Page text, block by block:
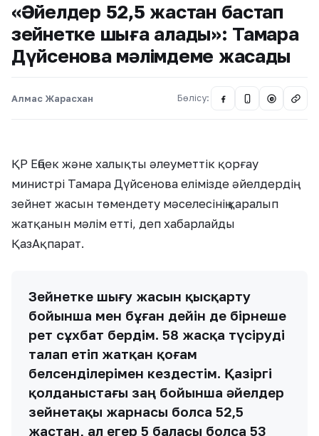
«Әйелдер 52,5 жастан бастап
зейнетке шыға алады»: Тамара
Дүйсенова мәлімдеме жасады
Алмас Жарасхан Бөлісу: @
ҚР Еңбек және халықты әлеуметтік қорғау
министрі Тамара Дүйсенова елімізде әйелдердің
зейнет жасын төмендету мәселесінің қаралып
жатқанын мәлім етті, деп хабарлайды
ҚазАқпарат.
Зейнетке шығу жасын қысқарту
бойынша мен бұған дейін де бірнеше
рет сұхбат бердім. 58 жасқа түсіруді
талап етіп жатқан қоғам
белсенділерімен кездестім. Қазіргі
қолданыстағы заң бойынша әйелдер
зейнетақы жарнасы болса 52,5
жастан, ал егер 5 баласы болса 53